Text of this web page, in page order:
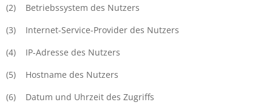
(2)
Betriebssystem des Nutzers
(3)
Internet-Service-Provider des Nutzers
(4)
IP-Adresse des Nutzers
(5)
Hostname des Nutzers
(6)
Datum und Uhrzeit des Zugriffs